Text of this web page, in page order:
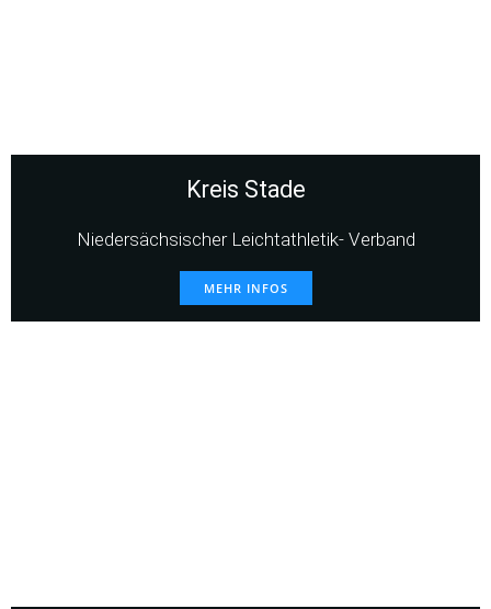
Kreis Stade
Niedersächsischer Leichtathletik- Verband
MEHR INFOS